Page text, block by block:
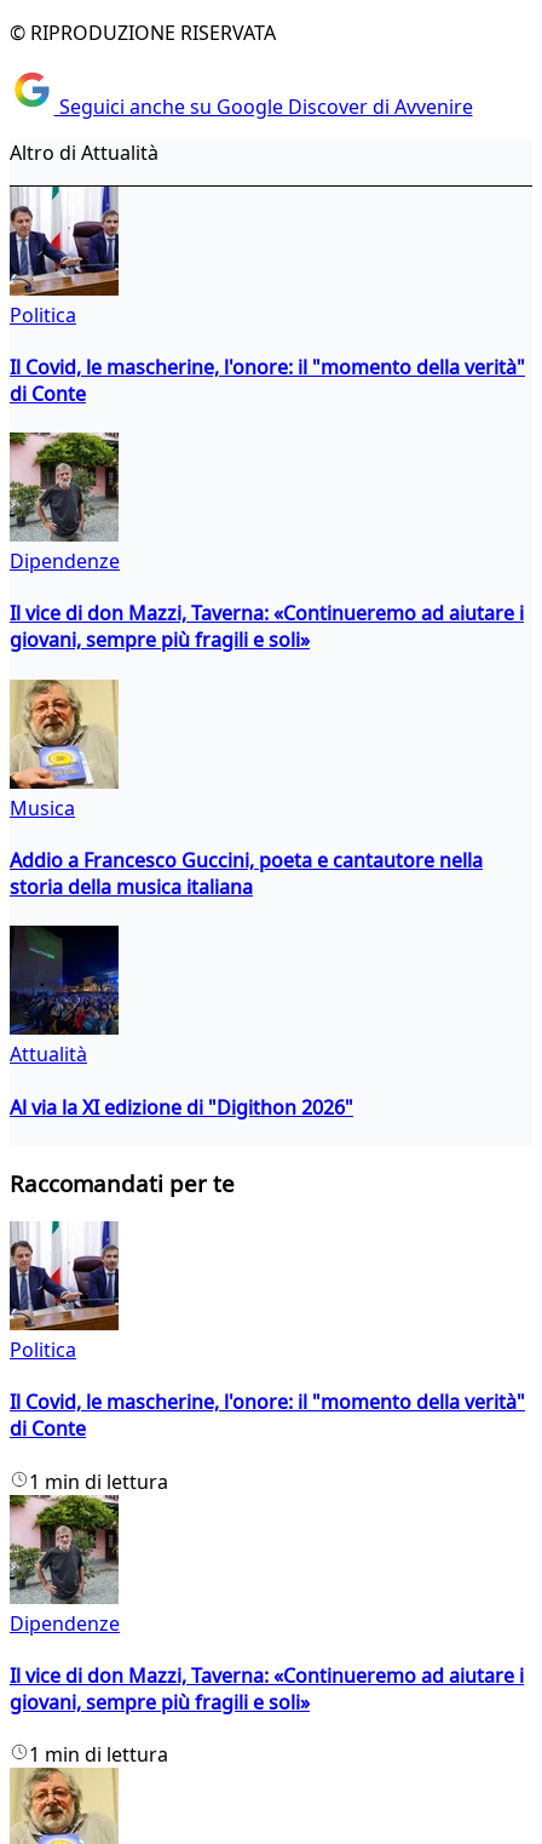
© RIPRODUZIONE RISERVATA
Seguici anche su Google Discover di Avvenire
Altro di Attualità
Politica
Il Covid, le mascherine, l'onore: il "momento della verità"
di Conte
Dipendenze
Il vice di don Mazzi, Taverna: «Continueremo ad aiutare i
giovani, sempre più fragili e soli»
Musica
Addio a Francesco Guccini, poeta e cantautore nella
storia della musica italiana
Attualità
Al via la XI edizione di "Digithon 2026"
Raccomandati per te
Politica
Il Covid, le mascherine, l'onore: il "momento della verità"
di Conte
1 min di lettura
Dipendenze
Il vice di don Mazzi, Taverna: «Continueremo ad aiutare i
giovani, sempre più fragili e soli»
1 min di lettura